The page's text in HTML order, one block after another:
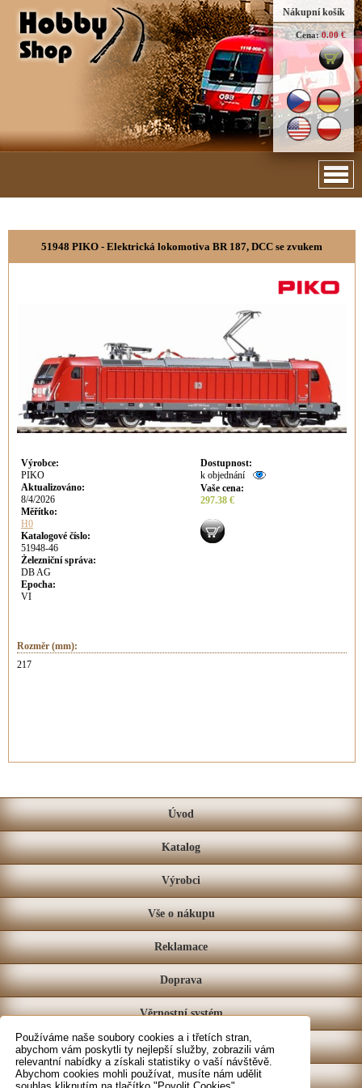
Používáme naše soubory cookies a i třetích stran,
abychom vám poskytli ty nejlepší služby, zobrazili vám
relevantní nabídky a získali statistiky o vaší návštěvě.
Abychom cookies mohli používat, musíte nám udělit
Nákupní košík
Cena: 0.00 €
51948 PIKO - Elektrická lokomotiva BR 187, DCC se zvukem
Výrobce:
PIKO
Aktualizováno:
8/4/2026
Měřítko:
H0
Katalogové číslo:
51948-46
Železniční správa:
DB AG
Epocha:
VI
Dostupnost:
k objednání
Vaše cena:
297.38 €
Rozměr (mm):
217
Úvod
Katalog
Výrobci
Vše o nákupu
Reklamace
Doprava
Věrnostní systém
Prodejna
Kontakt